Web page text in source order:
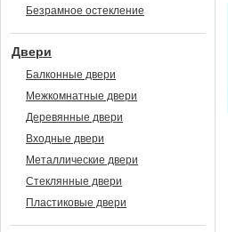
Безрамное остекление
Двери
Балконные двери
Межкомнатные двери
Деревянные двери
Входные двери
Металлические двери
Стеклянные двери
Пластиковые двери